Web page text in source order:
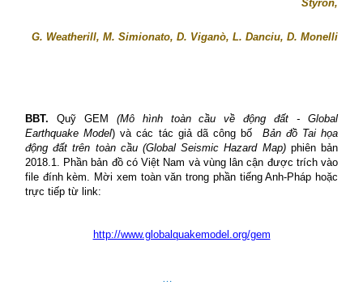
Styron,
G. Weatherill, M. Simionato, D. Viganò, L. Danciu, D. Monelli
BBT. Quỹ GEM (Mô hình toàn cầu về động đất -Global
Earthquake Model) và các tác giả dã công bố
Bản đồ Tai họa
động đất trên toàn cầu (Global Seismic Hazard Map)phiên bản
2018.1. Phần bản đồ có Việt Nam và vùng lân cận được trích vào
file đính kèm. Mời xem toàn văn trong phần tiếng Anh-Pháp hoặc
trực tiếp từ link:
http://www.globalquakemodel.org/gem